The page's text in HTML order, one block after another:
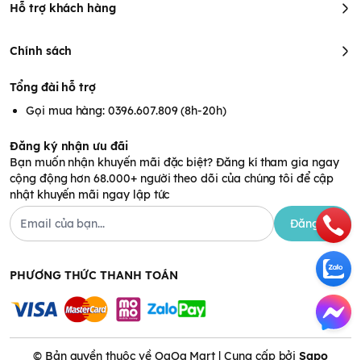
12 tháng.
Hỗ trợ khách hàng
Chính sách
Tổng đài hỗ trợ
Gọi mua hàng: 0396.607.809 (8h-20h)
Đăng ký nhận ưu đãi
Bạn muốn nhận khuyến mãi đặc biệt? Đăng kí tham gia ngay
cộng động hơn 68.000+ người theo dõi của chúng tôi để cập
nhật khuyến mãi ngay lập tức
Đăng ký
PHƯƠNG THỨC THANH TOÁN
© Bản quyền thuộc về OaOa Mart | Cung cấp bởiSapo